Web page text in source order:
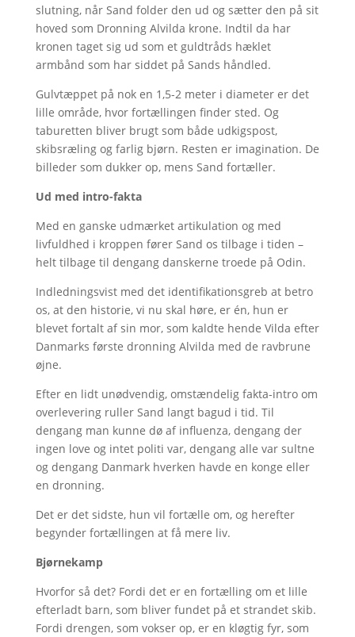
slutning, når Sand folder den ud og sætter den på sit
hoved som Dronning Alvilda krone. Indtil da har
kronen taget sig ud som et guldtråds hæklet
armbånd som har siddet på Sands håndled.
Gulvtæppet på nok en 1,5-2 meter i diameter er det
lille område, hvor fortællingen finder sted. Og
taburetten bliver brugt som både udkigspost,
skibsræling og farlig bjørn. Resten er imagination. De
billeder som dukker op, mens Sand fortæller.
Ud med intro-fakta
Med en ganske udmærket artikulation og med
livfuldhed i kroppen fører Sand os tilbage i tiden –
helt tilbage til dengang danskerne troede på Odin.
Indledningsvist med det identifikationsgreb at betro
os, at den historie, vi nu skal høre, er én, hun er
blevet fortalt af sin mor, som kaldte hende Vilda efter
Danmarks første dronning Alvilda med de ravbrune
øjne.
Efter en lidt unødvendig, omstændelig fakta-intro om
overlevering ruller Sand langt bagud i tid. Til
dengang man kunne dø af influenza, dengang der
ingen love og intet politi var, dengang alle var sultne
og dengang Danmark hverken havde en konge eller
en dronning.
Det er det sidste, hun vil fortælle om, og herefter
begynder fortællingen at få mere liv.
Bjørnekamp
Hvorfor så det? Fordi det er en fortælling om et lille
efterladt barn, som bliver fundet på et strandet skib.
Fordi drengen, som vokser op, er en kløgtig fyr, som